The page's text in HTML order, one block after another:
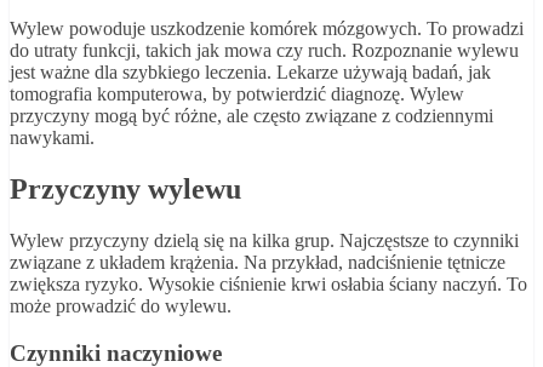
Wylew powoduje uszkodzenie komórek mózgowych. To prowadzi
do utraty funkcji, takich jak mowa czy ruch. Rozpoznanie wylewu
jest ważne dla szybkiego leczenia. Lekarze używają badań, jak
tomografia komputerowa, by potwierdzić diagnozę. Wylew
przyczyny mogą być różne, ale często związane z codziennymi
nawykami.
Przyczyny wylewu
Wylew przyczyny dzielą się na kilka grup. Najczęstsze to czynniki
związane z układem krążenia. Na przykład, nadciśnienie tętnicze
zwiększa ryzyko. Wysokie ciśnienie krwi osłabia ściany naczyń. To
może prowadzić do wylewu.
Czynniki naczyniowe